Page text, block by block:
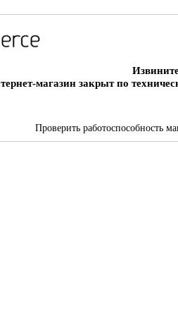
магазин закрыт по
Проверить работоспособность